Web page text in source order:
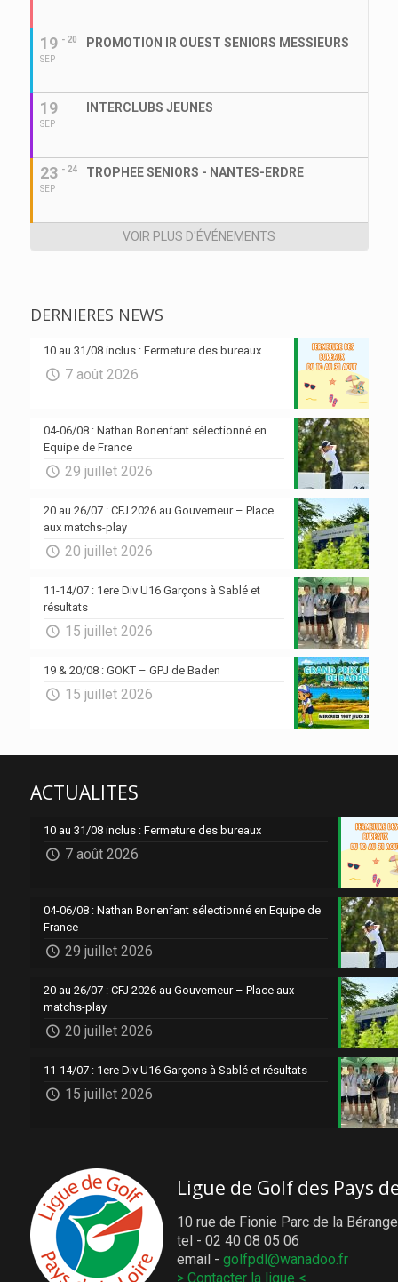
19
SEP
- 20 PROMOTION IR OUEST SENIORS MESSIEURS
19
SEP
INTERCLUBS JEUNES
23
SEP
- 24 TROPHEE SENIORS - NANTES-ERDRE
VOIR PLUS D'ÉVÉNEMENTS
DERNIERES NEWS
10 au 31/08 inclus : Fermeture des bureaux
7 août 2026
04-06/08 : Nathan Bonenfant sélectionné en
Equipe de France
29 juillet 2026
20 au 26/07 : CFJ 2026 au Gouverneur – Place
aux matchs-play
20 juillet 2026
11-14/07 : 1ere Div U16 Garçons à Sablé et
résultats
15 juillet 2026
19 & 20/08 : GOKT – GPJ de Baden
15 juillet 2026
ACTUALITES
10 au 31/08 inclus : Fermeture des bureaux
7 août 2026
04-06/08 : Nathan Bonenfant sélectionné en Equipe de
France
29 juillet 2026
20 au 26/07 : CFJ 2026 au Gouverneur – Place aux
matchs-play
20 juillet 2026
11-14/07 : 1ere Div U16 Garçons à Sablé et résultats
15 juillet 2026
Ligue de Golf des Pays
10 rue de Fionie Parc de la
tel - 02 40 08 05 06
email - golfpdl@wanadoo.fr
> Contacter la ligue <